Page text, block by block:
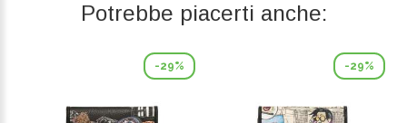
Potrebbe piacerti anche:
-29% -29%